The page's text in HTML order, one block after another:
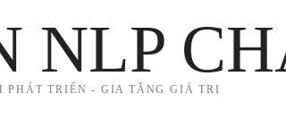
NLP
PHÁT TRIỂN - GIA TĂNG GIÁ TRỊ